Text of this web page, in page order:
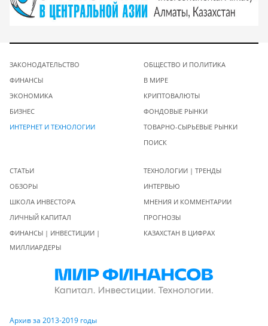
ЗАКОНОДАТЕЛЬСТВО
ФИНАНСЫ
ЭКОНОМИКА
БИЗНЕС
ИНТЕРНЕТ И ТЕХНОЛОГИИ
ОБЩЕСТВО И ПОЛИТИКА
В МИРЕ
КРИПТОВАЛЮТЫ
ФОНДОВЫЕ РЫНКИ
ТОВАРНО-СЫРЬЕВЫЕ РЫНКИ
ПОИСК
СТАТЬИ
ОБЗОРЫ
ШКОЛА ИНВЕСТОРА
ЛИЧНЫЙ КАПИТАЛ
ФИНАНСЫ | ИНВЕСТИЦИИ |
МИЛЛИАРДЕРЫ
ТЕХНОЛОГИИ | ТРЕНДЫ
ИНТЕРВЬЮ
МНЕНИЯ И КОММЕНТАРИИ
ПРОГНОЗЫ
КАЗАХСТАН В ЦИФРАХ
Архив за 2013-2019 годы